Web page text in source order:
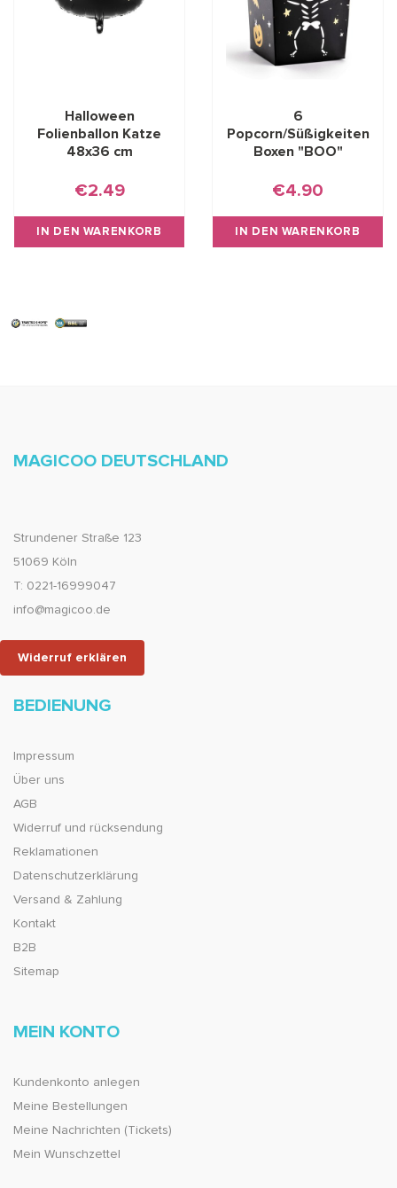
Halloween
Folienballon Katze
48x36 cm
€2.49
IN DEN WARENKORB
6
Popcorn/Süßigkeiten
Boxen "BOO"
€4.90
IN DEN WARENKORB
MAGICOO DEUTSCHLAND
Strundener Straße 123
51069 Köln
T: 0221-16999047
info@magicoo.de
Widerruf erklären
BEDIENUNG
Impressum
Über uns
AGB
Widerruf und rücksendung
Reklamationen
Datenschutzerklärung
Versand & Zahlung
Kontakt
B2B
Sitemap
MEIN KONTO
Kundenkonto anlegen
Meine Bestellungen
Meine Nachrichten (Tickets)
Mein Wunschzettel